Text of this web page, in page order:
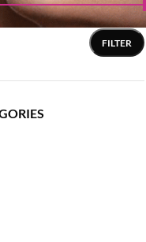
FILTER